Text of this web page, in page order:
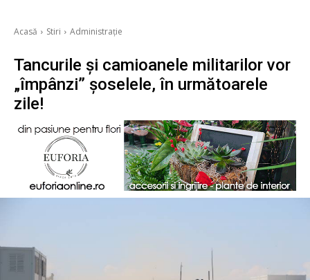
Acasă Stiri Administrație
Tancurile și camioanele militarilor vor
„împânzi” șoselele, în următoarele
zile!